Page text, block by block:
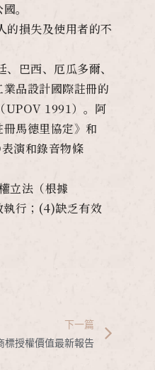
。
的損失及使用者的不
巴西、厄瓜多爾、
品設計國際註冊的
UPOV 1991）。阿
馬德里協定》和
演和錄音物條
立法（根據
執行；(4)缺乏有效
下一篇
授權價值最新報告